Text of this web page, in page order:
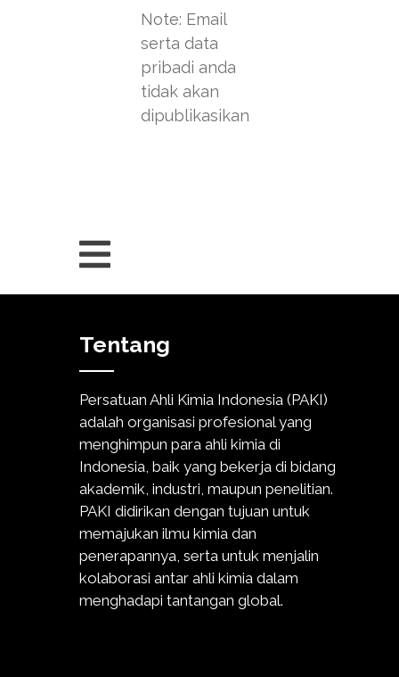
Note: Email
serta data
pribadi anda
tidak akan
dipublikasikan
Tentang
Persatuan Ahli Kimia Indonesia (PAKI)
adalah organisasi profesional yang
menghimpun para ahli kimia di
Indonesia, baik yang bekerja di bidang
akademik, industri, maupun penelitian.
PAKI didirikan dengan tujuan untuk
memajukan ilmu kimia dan
penerapannya, serta untuk menjalin
kolaborasi antar ahli kimia dalam
menghadapi tantangan global.